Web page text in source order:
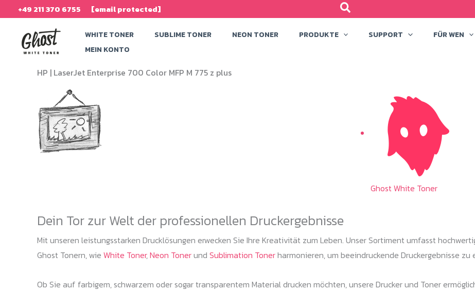
Inhalt
springen
+49 211 370 6755 [email protected]
WHITE TONER SUBLIME TONER NEON TONER PRODUKTE SUPPORT FÜR WEN
MEIN KONTO
HP | LaserJet Enterprise 700 Color MFP M 775 z plus
Ghost White Toner
Dein Tor zur Welt der professionellen Druckergebnisse
Mit unseren leistungsstarken Drucklösungen erwecken Sie Ihre Kreativität zum Leben. Unser Sortiment umfasst
Ghost Tonern, wie White Toner,Neon Tonerund Sublimation Tonerharmonieren, um beeindruckende Druckergebnisse zu
Ob Sie auf farbigem, schwarzem oder sogar transparentem Material drucken möchten, unsere Drucker und Toner